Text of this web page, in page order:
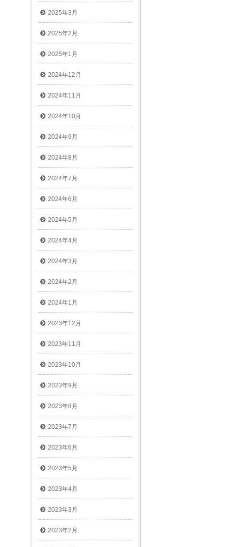
2025年3月
2025年2月
2025年1月
2024年12月
2024年11月
2024年10月
2024年9月
2024年8月
2024年7月
2024年6月
2024年5月
2024年4月
2024年3月
2024年2月
2024年1月
2023年12月
2023年11月
2023年10月
2023年9月
2023年8月
2023年7月
2023年6月
2023年5月
2023年4月
2023年3月
2023年2月